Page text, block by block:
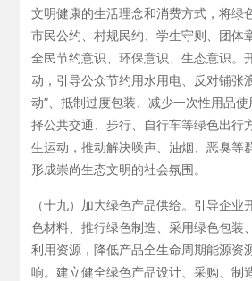
文明健康的生活理念和消费方式，将绿
市民公约、村规民约、学生守则、团体
全民节约意识、环保意识、生态意识。
动，引导公众节约用水用电、反对铺张
动”、抵制过度包装、减少一次性用品
择公共交通、步行、自行车等绿色出行
生运动，推动解决噪声、油烟、恶臭等
形成崇尚生态文明的社会氛围。
（十九）加大绿色产品供给。引导企业
色材料、推行绿色制造、采用绿色包装
利用资源，降低产品全生命周期能源资
响。建立健全绿色产品设计、采购、制